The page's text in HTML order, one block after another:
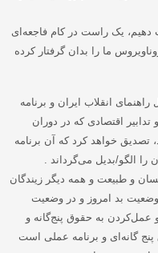
یک راست در کام فاجعه‌ای
ما را بدان گرفتار کرده
راهنمای انقلاب ایران و برنامه
اقتصادی که در دوران
تصدیق خواهد کرد که آن برنامه
را الگو/بدیل می‌گرداند
و طبیعت و همه دیگر زیندگان
وضعیت بد امروز و در وضعیت
و عمل‌کردن به حقوق پنج‌گانه و
گانه‌ای و برنامه عملی است